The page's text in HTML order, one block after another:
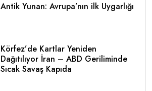
Antik Yunan: Avrupa’nın ilk Uygarlığı
Körfez’de Kartlar Yeniden
Dağıtılıyor İran – ABD Geriliminde
Sıcak Savaş Kapıda